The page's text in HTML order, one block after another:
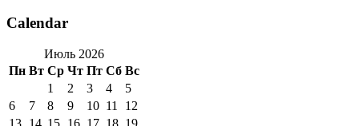
Calendar
Июль 2026
Пн Вт Ср Чт Пт Сб Вс
1
2 3 4
5
6
7 8 9 10 11
12